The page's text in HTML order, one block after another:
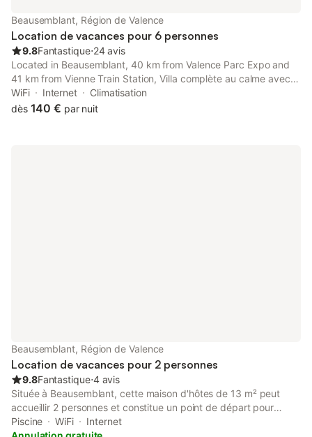
Beausemblant, Région de Valence
Location de vacances pour 6 personnes
9.8Fantastique⋅24 avis
Located in Beausemblant, 40 km from Valence Parc Expo and
41 km from Vienne Train Station, Villa complète au calme avec
vue imprenable provides air-conditioned accommodation with a
terrace and free WiFi.
WiFi Internet
Climatisation
dès 140 € par nuit
Beausemblant, Région de Valence
Location de vacances pour 2 personnes
9.8Fantastique⋅4 avis
Située à Beausemblant, cette maison d'hôtes de 13 m² peut
accueillir 2 personnes et constitue un point de départ pour
explorer la région. La propriété comprend une chambre avec un
Piscine WiFi
Internet